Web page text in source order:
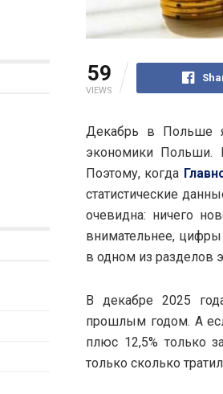
59
VIEWS
Декабрь в Польше
экономики Польши.
Поэтому, когда
статистические
очевидна: ничего
внимательнее,
в одном из разделов
В декабре 2025
прошлым годом. А
плюс 12,5% только
только сколько